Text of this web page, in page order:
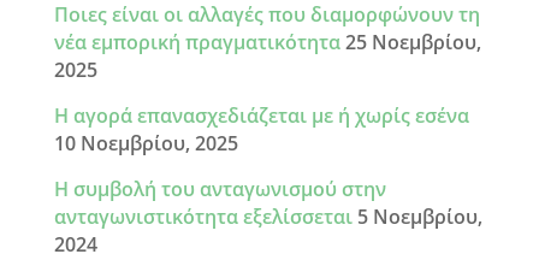
Ποιες είναι οι αλλαγές που διαμορφώνουν τη
νέα εμπορική πραγματικότητα25 Νοεμβρίου,
2025
Η αγορά επανασχεδιάζεται με ή χωρίς εσένα
10 Νοεμβρίου, 2025
Η συμβολή του ανταγωνισμού στην
ανταγωνιστικότητα εξελίσσεται 5 Νοεμβρίου,
2024